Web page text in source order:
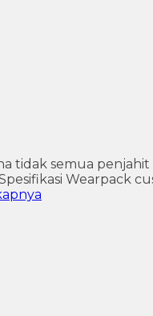
tidak semua
Wearpack